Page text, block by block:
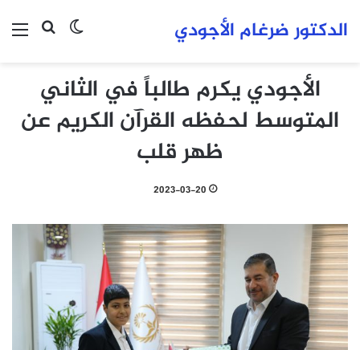
بحثالوضع الدكتور ضرغام الأجودي
الأجودي يكرم طالباً في الثاني
المتوسط لحفظه القرآن الكريم عن
ظهر قلب
2023-03-20